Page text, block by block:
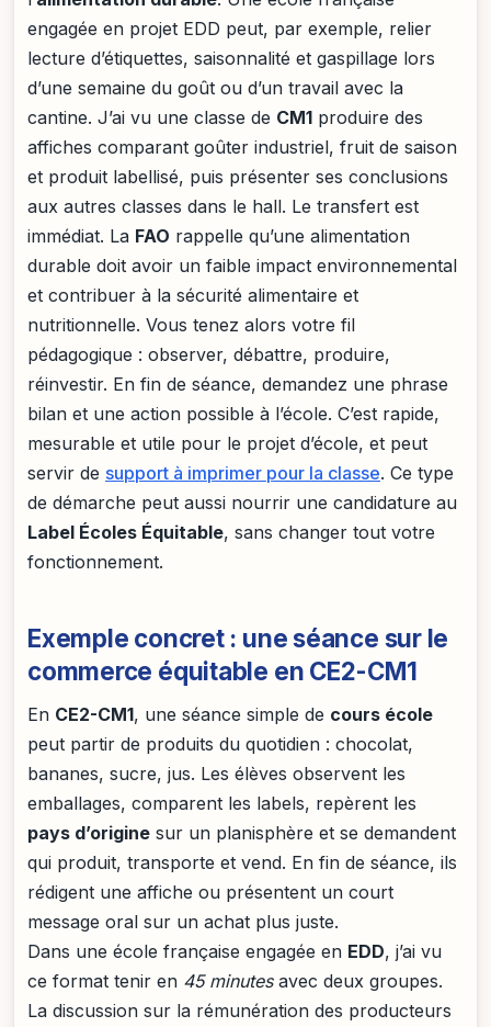
engagée en projet EDD peut, par exemple, relier
lecture d’étiquettes, saisonnalité et gaspillage lors
d’une semaine du goût ou d’un travail avec la
cantine. J’ai vu une classe de CM1 produire des
affiches comparant goûter industriel, fruit de saison
et produit labellisé, puis présenter ses conclusions
aux autres classes dans le hall. Le transfert est
immédiat. La FAO rappelle qu’une alimentation
durable doit avoir un faible impact environnemental
et contribuer à la sécurité alimentaire et
nutritionnelle. Vous tenez alors votre fil
pédagogique : observer, débattre, produire,
réinvestir. En fin de séance, demandez une phrase
bilan et une action possible à l’école. C’est rapide,
mesurable et utile pour le projet d’école, et peut
servir de support à imprimer pour la classe. Ce type
de démarche peut aussi nourrir une candidature au
Label Écoles Équitable, sans changer tout votre
fonctionnement.
Exemple concret : une séance sur le
commerce équitable en CE2-CM1
En CE2-CM1, une séance simple de cours école
peut partir de produits du quotidien : chocolat,
bananes, sucre, jus. Les élèves observent les
emballages, comparent les labels, repèrent les
pays d’origine sur un planisphère et se demandent
qui produit, transporte et vend. En fin de séance, ils
rédigent une affiche ou présentent un court
message oral sur un achat plus juste.
Dans une école française engagée en EDD, j’ai vu
ce format tenir en 45 minutesavec deux groupes.
La discussion sur la rémunération des producteurs